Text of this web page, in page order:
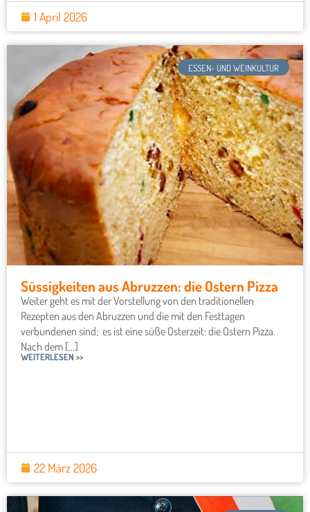
1 April 2026
ESSEN- UND WEINKULTUR
Süssigkeiten aus Abruzzen: die Ostern Pizza
Weiter geht es mit der Vorstellung von den traditionellen
Rezepten aus den Abruzzen und die mit den Festtagen
verbundenen sind; es ist eine süße Osterzeit: die Ostern Pizza.
Nach dem [...]
WEITERLESEN >>
22 März 2026